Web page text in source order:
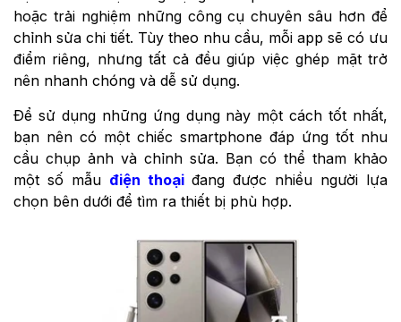
hoặc trải nghiệm những công cụ chuyên sâu hơn để
chỉnh sửa chi tiết. Tùy theo nhu cầu, mỗi app sẽ có ưu
điểm riêng, nhưng tất cả đều giúp việc ghép mặt trở
nên nhanh chóng và dễ sử dụng.
Để sử dụng những ứng dụng này một cách tốt nhất,
bạn nên có một chiếc smartphone đáp ứng tốt nhu
cầu chụp ảnh và chỉnh sửa. Bạn có thể tham khảo
một số mẫu điện thoạiđang được nhiều người lựa
chọn bên dưới để tìm ra thiết bị phù hợp.